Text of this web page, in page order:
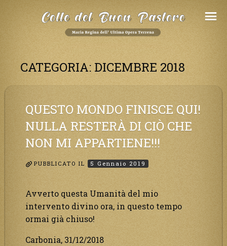
CATEGORIA: DICEMBRE 2018
QUESTO MONDO FINISCE QUI!
NULLA RESTERÀ DI CIÒ CHE
NON MI APPARTIENE!!!
PUBBLICATO IL 5 Gennaio 2019
Avverto questa Umanità del mio
intervento divino ora, in questo tempo
ormai già chiuso!
Carbonia, 31/12/2018